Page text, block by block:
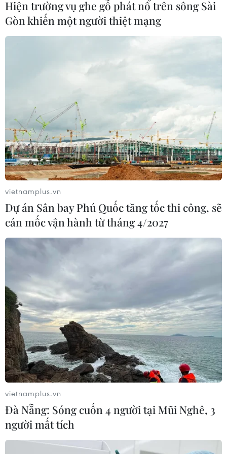
06/08/2026 07:30
Tạo tiền đề phát triển văn hóa du lịch
Chủ tịch Quốc hội Thái Lan dự khai
mạc Triển lãm 50 năm quan hệ ngoại
giao Việt Nam-Thái Lan
06/08/2026 05:48
Hà Nội: 'Đánh thức' di sản văn hóa,
mở đường cho sáng tạo
06/08/2026 04:25
Quảng Trị bảo tồn di tích và hệ thống
mạch nước ngầm ở 14 giếng cổ xã
Cồn Tiên
06/08/2026 03:01
Phát động Cuộc thi Sáng tạo Video
2026 cho công dân Pháp ngữ
06/08/2026 02:29
Xem thêm
Hiện trường vụ ghe gỗ phát nổ trên sông Sài
Gòn khiến một người thiệt mạng
vietnamplus.vn
Dự án Sân bay Phú Quốc tăng tốc thi công, sẽ
cán mốc vận hành từ tháng 4/2027
vietnamplus.vn
Đà Nẵng: Sóng cuốn 4 người tại Mũi Nghê, 3
người mất tích